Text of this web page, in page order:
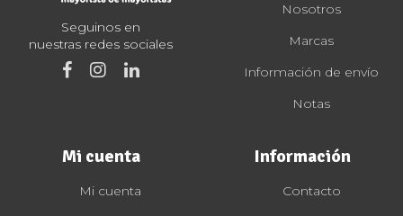
Seguinos en
nuestras redes sociales
Nosotros
Marcas
Información de envío
Notas
Mi cuenta
Mi cuenta
Información
Contacto